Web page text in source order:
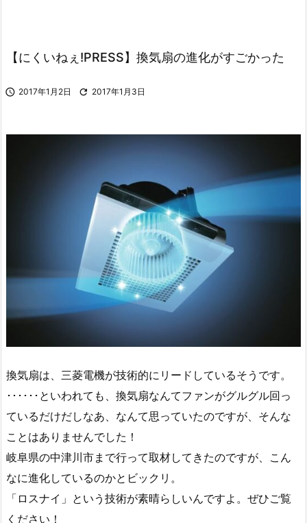
【にくいねぇ!PRESS】換気扇の進化がすごかった
 2017年1月2日  2017年1月3日
換気扇は、三菱電機が技術的にリードしているそうです。
･･････といわれても、換気扇なんてファンがグルグル回っ
ているだけだしなあ、なんて思っていたのですが、そんな
ことはありませんでした！
岐阜県の中津川市まで行って取材してきたのですが、こん
なに進化しているのかとビックリ。
「ロスナイ」という技術が素晴らしいんですよ。ぜひご覧
ください！